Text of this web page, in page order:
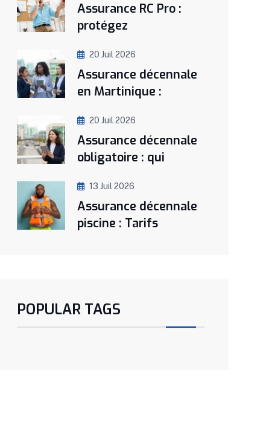
Assurance RC Pro :
protégez
20 Juil 2026
Assurance décennale
en Martinique :
20 Juil 2026
Assurance décennale
obligatoire : qui
13 Juil 2026
Assurance décennale
piscine : Tarifs
POPULAR TAGS